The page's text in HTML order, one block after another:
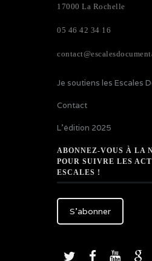
17000 La Rochelle
05 46 42 34 16
Je soutiens les Escales
Contact
L’édition 2025
ABONNEZ-VOUS À LA
POUR SUIVRE LES
ESCALES !
S'abonner